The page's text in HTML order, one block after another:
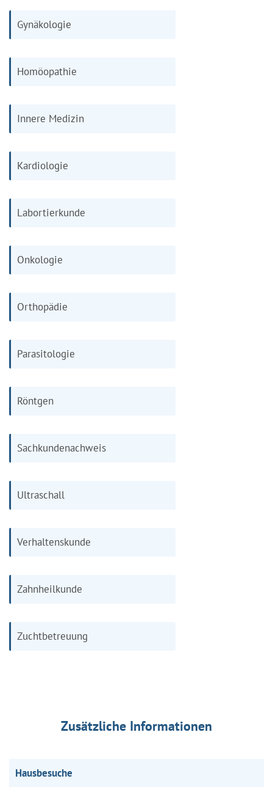
Gynäkologie
Homöopathie
Innere Medizin
Kardiologie
Labortierkunde
Onkologie
Orthopädie
Parasitologie
Röntgen
Sachkundenachweis
Ultraschall
Verhaltenskunde
Zahnheilkunde
Zuchtbetreuung
Zusätzliche Informationen
Hausbesuche